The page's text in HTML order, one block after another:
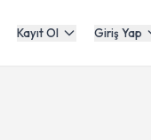
Kayıt Ol Giriş Yap